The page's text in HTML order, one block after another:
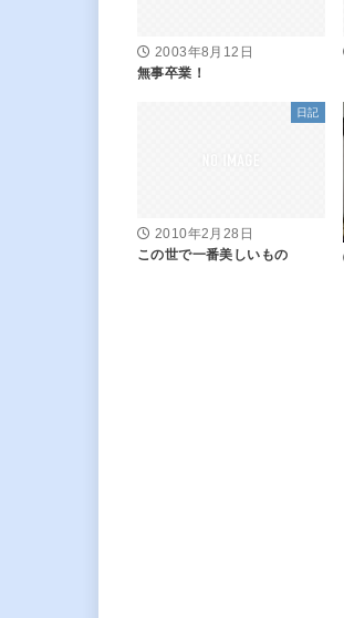
2003年8月12日
無事卒業！
日記
2010年2月28日
この世で一番美しいもの